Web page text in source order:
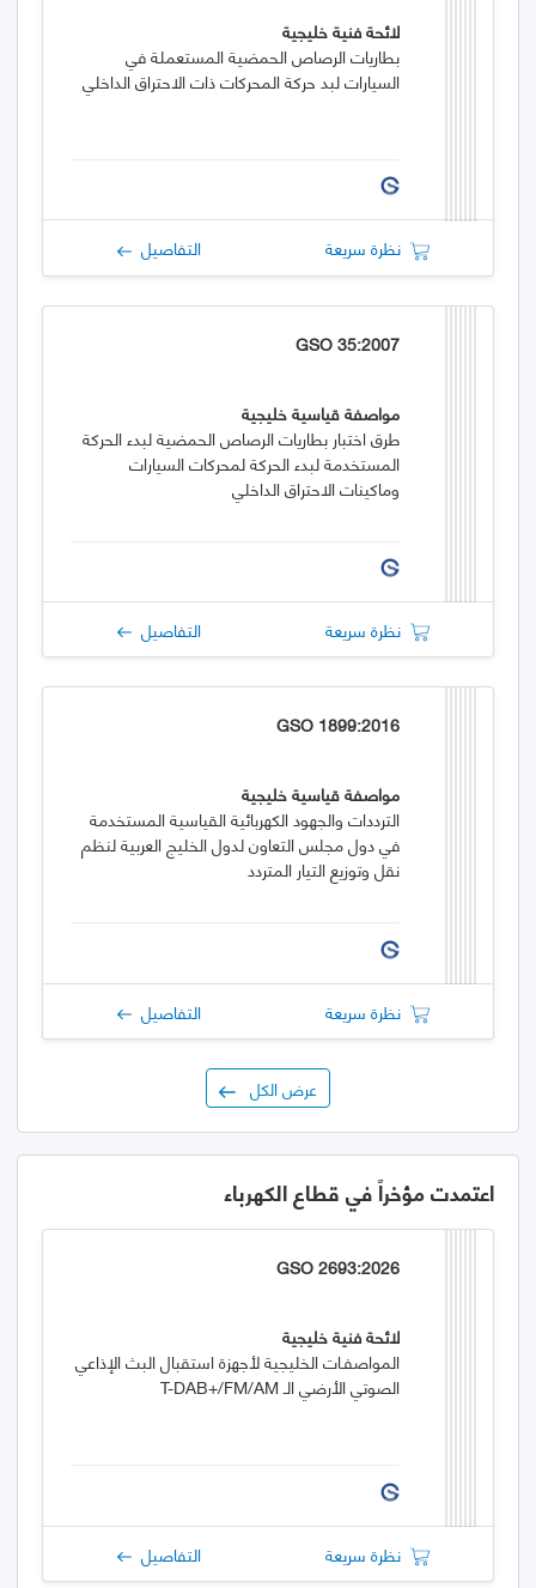
لائحة فنية خليجية
بطاريات الرصاص الحمضية المستعملة في
السيارات لبد حركة المحركات ذات الاحتراق الداخلي
نظرة سريعة التفاصيل
GSO 35:2007
مواصفة قياسية خليجية
طرق اختبار بطاريات الرصاص الحمضية لبدء الحركة
المستخدمة لبدء الحركة لمحركات السيارات
وماكينات الاحتراق الداخلي
نظرة سريعة التفاصيل
GSO 1899:2016
مواصفة قياسية خليجية
الترددات والجهود الكهربائية القياسية المستخدمة
في دول مجلس التعاون لدول الخليج العربية لنظم
نقل وتوزيع التيار المتردد
نظرة سريعة التفاصيل
عرض الكل
اعتمدت مؤخراً في قطاع الكهرباء
GSO 2693:2026
لائحة فنية خليجية
المواصفـات الخليجية لأجهزة استقبال البث الإذاعي
الصوتي الأرضي الـ T-DAB+/FM/AM
نظرة سريعة التفاصيل